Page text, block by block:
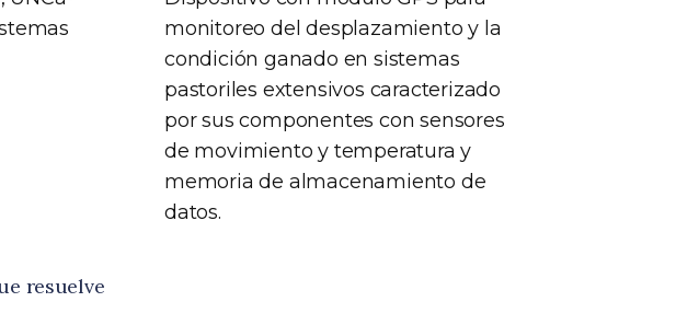
monitoreo del desplazamiento y la
condición ganado en sistemas
pastoriles extensivos caracterizado
por sus componentes con sensores
de movimiento y temperatura y
memoria de almacenamiento de
datos.
resuelve